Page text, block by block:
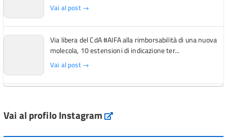
Vai al post →
Via libera del CdA #AIFA alla rimborsabilità di una nuova
molecola, 10 estensioni di indicazione ter...
Vai al post →
Vai al post →
Vai al profilo Instagram Instagram